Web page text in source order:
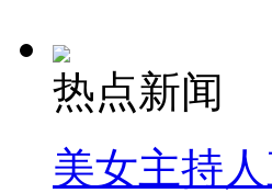
热点新闻
美女主持